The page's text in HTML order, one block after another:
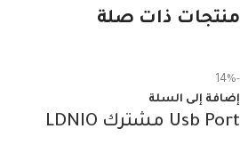
منتجات ذات صلة
-14%
إضافة إلى السلة
Usb Port مشترك LDNIO